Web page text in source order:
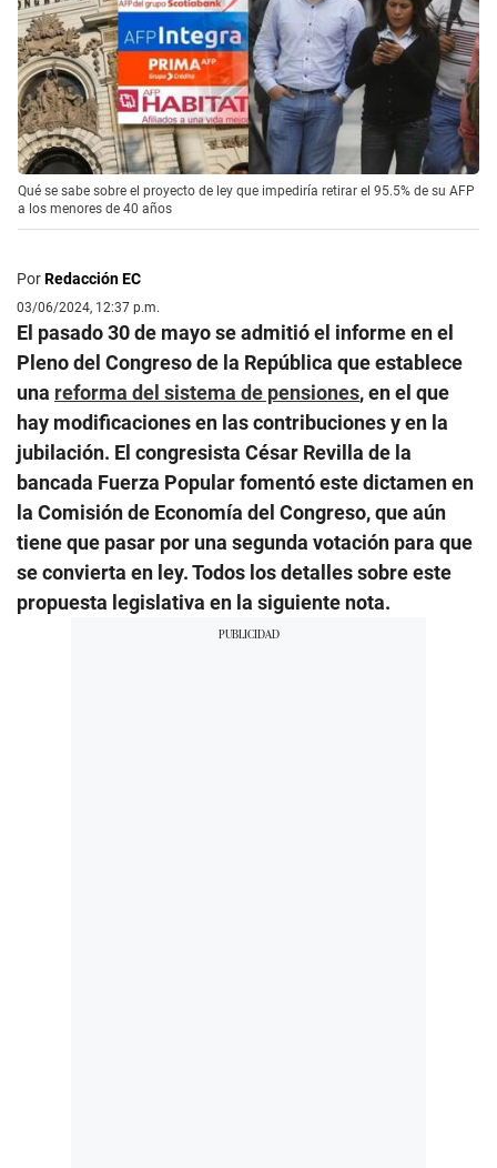
Qué se sabe sobre el proyecto de ley que impediría retirar el 95.5% de su AFP
a los menores de 40 años
PorRedacción EC
03/06/2024, 12:37 p.m.
El pasado 30 de mayo se admitió el informe en el
Pleno del Congreso de la República que establece
una reforma del sistema de pensiones, en el que
hay modificaciones en las contribuciones y en la
jubilación. El congresista César Revilla de la
bancada Fuerza Popular fomentó este dictamen en
la Comisión de Economía del Congreso, que aún
tiene que pasar por una segunda votación para que
se convierta en ley. Todos los detalles sobre este
propuesta legislativa en la siguiente nota.